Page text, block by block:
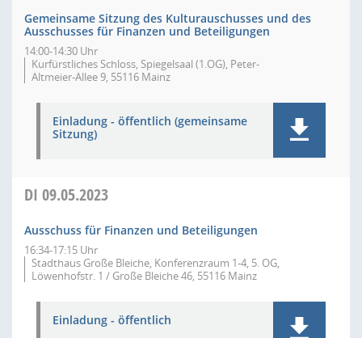
Gemeinsame Sitzung des Kulturauschusses und des
Ausschusses für Finanzen und Beteiligungen
14:00-14:30 Uhr
Kurfürstliches Schloss, Spiegelsaal (1.OG), Peter-
Altmeier-Allee 9, 55116 Mainz
Einladung - öffentlich (gemeinsame
Sitzung)
DI 09.05.2023
Ausschuss für Finanzen und Beteiligungen
16:34-17:15 Uhr
Stadthaus Große Bleiche, Konferenzraum 1-4, 5. OG,
Löwenhofstr. 1 / Große Bleiche 46, 55116 Mainz
Einladung - öffentlich